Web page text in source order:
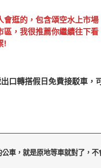
會逛的，包含頌空水上
，我很推薦你繼續往下
!
轉搭假日免費接駁車，
車，就是原地等車就對了，